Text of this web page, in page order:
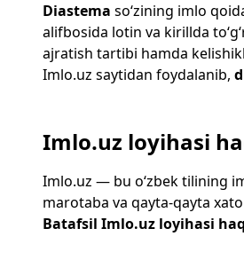
Diastema so‘zining imlo
alifbosida lotin va kirillda
ajratish tartibi hamda
Imlo.uz saytidan foydalanib,
Imlo.uz loyihasi
Imlo.uz — bu o‘zbek tilining
marotaba va qayta-qayta
Batafsil Imlo.uz loyihasi